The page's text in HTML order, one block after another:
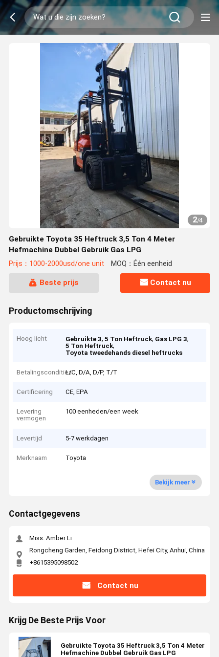
2/4
Gebruikte Toyota 35 Heftruck 3,5 Ton 4 Meter
Hefmachine Dubbel Gebruik Gas LPG
Prijs：1000-2000usd/one unit MOQ：Één eenheid
Beste prijs Contact nu
Productomschrijving
Hoog licht Gebruikte 3,5 Ton Heftruck, Gas LPG 3,
5 Ton Heftruck,
Toyota tweedehands diesel heftrucks
BetalingsconditiesL/C, D/A, D/P, T/T
Certificering CE, EPA
Levering
vermogen
100 eenheden/een week
Levertijd 5-7 werkdagen
Merknaam Toyota
Bekijk meer
Contactgegevens
Miss. Amber Li
Rongcheng Garden, Feidong District, Hefei City, Anhui, China
+8615395098502
Contact nu
Krijg De Beste Prijs Voor
Gebruikte Toyota 35 Heftruck 3,5 Ton 4 Meter
Hefmachine Dubbel Gebruik Gas LPG